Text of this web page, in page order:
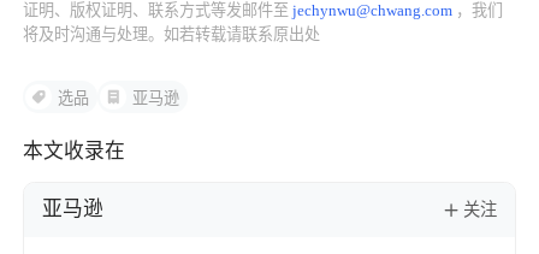
证明、版权证明、联系方式等发邮件至jechynwu@chwang.com ，我们
将及时沟通与处理。如若转载请联系原出处
选品 亚马逊
本文收录在
亚马逊 关注